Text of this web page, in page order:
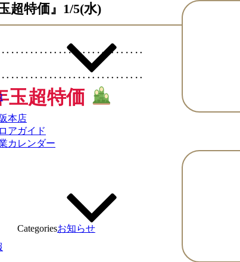
本店
アガイド
カレンダー
超特価』1/5(水)
玉超特価
Categoriesお知らせ